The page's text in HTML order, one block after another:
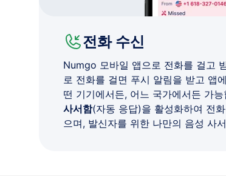
전화 수신
Numgo 모바일 앱으로 전화를 걸고
로 전화를 걸면 푸시 알림을 받고 앱
떤 기기에서든, 어느 국가에서든 가능
사서함(자동 응답)을 활성화하여 전
으며, 발신자를 위한 나만의 음성 사